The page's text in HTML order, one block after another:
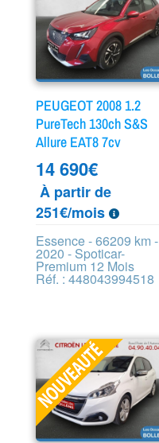
PEUGEOT 2008 1.2
PureTech 130ch S&S
Allure EAT8 7cv
14 690€
À partir de
251€/mois
Essence - 66209 km -
2020 - Spoticar-
Premium 12 Mois
Réf. : 448043994518